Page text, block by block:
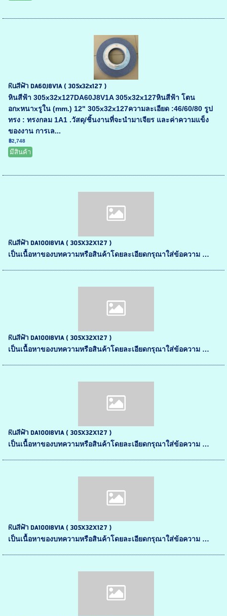
หินสีฟ้า DA60J8V1A ( 305x32x127 )
หินสีฟ้า 305x32x127DA60J8V1A 305x32x127หินสีฟ้า โตน
อกxหนาxรูใน (mm.) 12" 305x32x127ความละเอียด :46/60/80 รูป
ทรง : ทรงกลม 1A1 .วัสดุ/ชิ้นงานที่จะนำมาเจียร และค่าความแข็ง
ของงาน การเล...
฿2,748
มีสินค้า
หินสีฟ้า DA100I8V1A ( 305X32X127 )
เป็นเนื้อหาของบทความหรือสินค้าโดยละเอียดกรุณาใส่ข้อความ …
หินสีฟ้า DA100I8V1A ( 305X32X127 )
เป็นเนื้อหาของบทความหรือสินค้าโดยละเอียดกรุณาใส่ข้อความ …
หินสีฟ้า DA100I8V1A ( 305X32X127 )
เป็นเนื้อหาของบทความหรือสินค้าโดยละเอียดกรุณาใส่ข้อความ …
หินสีฟ้า DA100I8V1A ( 305X32X127 )
เป็นเนื้อหาของบทความหรือสินค้าโดยละเอียดกรุณาใส่ข้อความ …